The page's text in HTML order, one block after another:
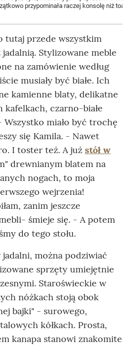
przypominała raczej konsolę niż
tutaj przede wszystkim
Stylizowane meble
na zamówienie według
musiały być białe. Ich
kamienne blaty, delikatne
czarno-białe
Wszystko miało być trochę
się Kamila. - Nawet
I toster też. A już stół w
drewnianym blatem na
nogach, to moja
wejrzenia!
zanim jeszcze
śmieje się. - A potem
do tego stołu.
można podziwiać
sprzęty umiejętnie
Staroświeckie w
nóżkach stoją obok
bajki" - surowego,
kółkach. Prosta,
kanapa stanowi znakomite